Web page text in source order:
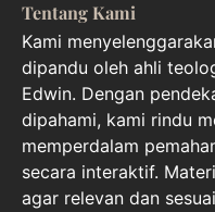
Tentang Kami
Kami
dipandu oleh ahli
Edwin. Dengan
dipahami, kami rindu
memperdalam
secara interaktif.
agar relevan dan